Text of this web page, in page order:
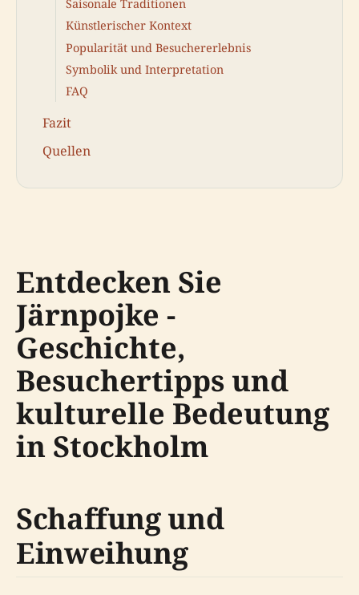
Saisonale Traditionen
Künstlerischer Kontext
Popularität und Besuchererlebnis
Symbolik und Interpretation
FAQ
Fazit
Quellen
Entdecken Sie
Järnpojke -
Geschichte,
Besuchertipps und
kulturelle Bedeutung
in Stockholm
Schaffung und
Einweihung